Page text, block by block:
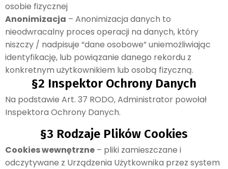
osobie fizycznej
Anonimizacja – Anonimizacja danych to
nieodwracalny proces operacji na danych, który
niszczy / nadpisuje “dane osobowe” uniemożliwiając
identyfikację, lub powiązanie danego rekordu z
konkretnym użytkownikiem lub osobą fizyczną.
§2 Inspektor Ochrony Danych
Na podstawie Art. 37 RODO, Administrator powołał
Inspektora Ochrony Danych.
§3 Rodzaje Plików Cookies
Cookies wewnętrzne – pliki zamieszczane i
odczytywane z Urządzenia Użytkownika przez system